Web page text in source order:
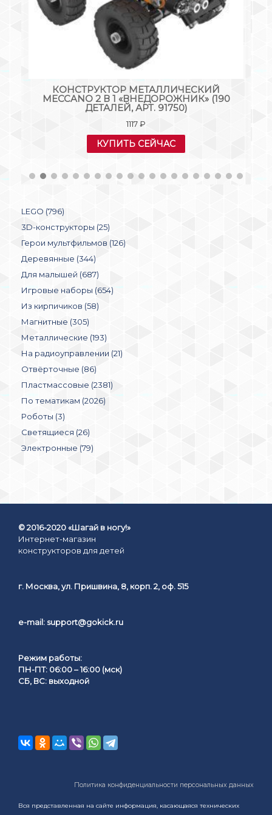
КОНСТРУКТОР МЕТАЛЛИЧЕСКИЙ
MECCANO 2 В 1 «ВНЕДОРОЖНИК» (190
ДЕТАЛЕЙ, АРТ. 91750)
1117₽
КУПИТЬ СЕЙЧАС
LEGO (796)
3D-конструкторы (25)
Герои мультфильмов (126)
Деревянные (344)
Для малышей (687)
Игровые наборы (654)
Из кирпичиков (58)
Магнитные (305)
Металлические (193)
На радиоуправлении (21)
Отвёрточные (86)
Пластмассовые (2381)
По тематикам (2026)
Роботы (3)
Светящиеся (26)
Электронные (79)
© 2016-2020 «Шагай в ногу!»
Интернет-магазин
конструкторов для детей
г. Москва, ул. Пришвина, 8, корп. 2, оф. 515
e-mail: support@gokick.ru
Режим работы:
ПН-ПТ: 06:00 – 16:00 (мск)
СБ, ВС: выходной
Политика конфиденциальности персональных данных
Вся представленная на сайте информация, касающаяся технических